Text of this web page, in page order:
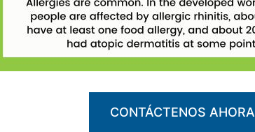
CONTÁCTENOS AHORA